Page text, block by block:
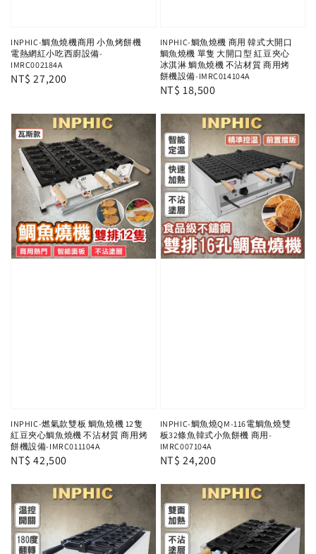
INPHIC-鯛魚燒機商用 小魚烤餅機
電熱網紅小吃西廚設備-
IMRC002184A
Regular
NT$ 27,200
INPHIC-鯛魚燒機 商用 韓式大開口
鯛魚燒機 單隻 大開口型 紅豆夾心
冰淇淋 鯛魚燒機 不沾材質 商用烤
餅機設備-IMRC014104A
Regular
NT$ 18,500
INPHIC-燃氣款雙板 鯛魚燒機 12隻
紅豆夾心鯛魚燒機 不沾材質 商用烤
餅機設備-IMRC011104A
Regular
NT$ 42,500
INPHIC-鯛魚燒QM-116電鯛魚燒雙
板32條魚韓式小魚餅機 商用-
IMRC007104A
Regular
NT$ 24,200